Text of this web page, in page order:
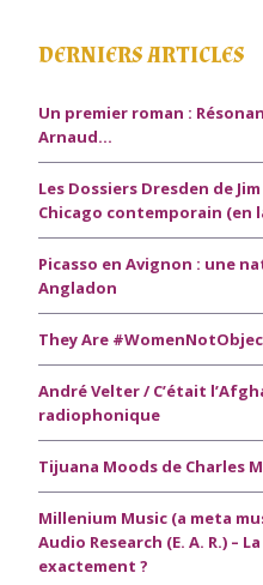
DERNIERS ARTICLES
Un premier roman :
Arnaud…
Les Dossiers Dresden de
Chicago contemporain (en
Picasso en Avignon : une
Angladon
They Are
André Velter / C’était
radiophonique
Tijuana Moods de Charles
Millenium Music (a meta
Audio Research (E. A. R.) –
exactement ?